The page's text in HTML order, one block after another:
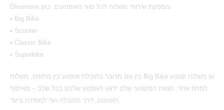
Dinomove מספקת שירותי משלוח לכל סוגי האופנועים, כגון:
• Big Bike
• Scooter
• Classic Bike
• Superbike
בין אם מדובר בהובלת אופנוע בין מחוזות, משלוח Big Bike או משלוח קטנוע
למחוז אחר, הצוות המקצועי שלנו ידאג לאופנוע שלכם בכל שלב – מאיסוף
האופנוע, דרך ההובלה ועד למסירה ביעד.